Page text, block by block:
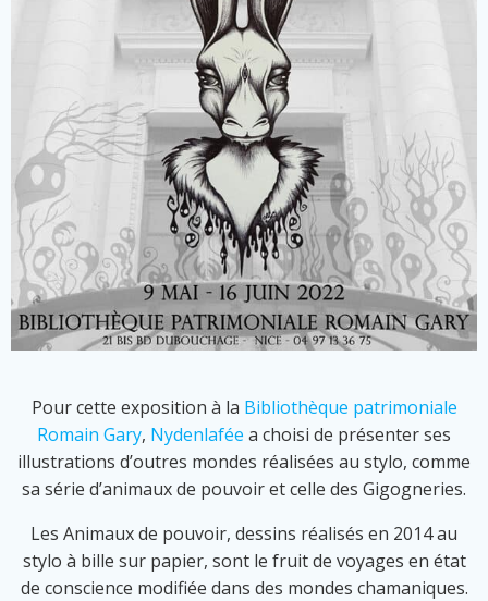
Pour cette exposition à la Bibliothèque patrimoniale
Romain Gary, Nydenlafée a choisi de présenter ses
illustrations d’outres mondes réalisées au stylo, comme
sa série d’animaux de pouvoir et celle des Gigogneries.
Les Animaux de pouvoir, dessins réalisés en 2014 au
stylo à bille sur papier, sont le fruit de voyages en état
de conscience modifiée dans des mondes chamaniques.